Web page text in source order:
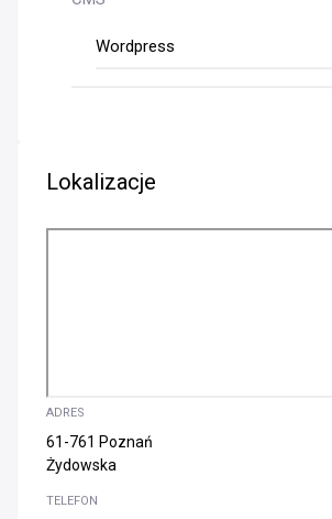
Wordpress
Lokalizacje
ADRES
61-761 Poznań
Żydowska
TELEFON